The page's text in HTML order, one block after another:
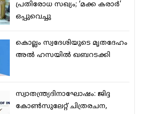
പ്രതിരോധ സഖ്യം; ‘മക്ക കരാര്‍’
ഒപ്പുവെച്ചു
കൊല്ലം സ്വദേശിയുടെ മൃതദേഹം
അല്‍ ഹസയില്‍ ഖബറടക്കി
സ്വാതന്ത്ര്യദിനാഘോഷം: ജിദ്ദ
കോണ്‍സുലേറ്റ് ചിത്രരചന,